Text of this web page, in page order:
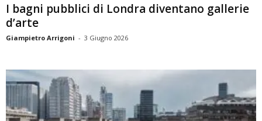
I bagni pubblici di Londra diventano gallerie
d’arte
Giampietro Arrigoni - 3 Giugno 2026